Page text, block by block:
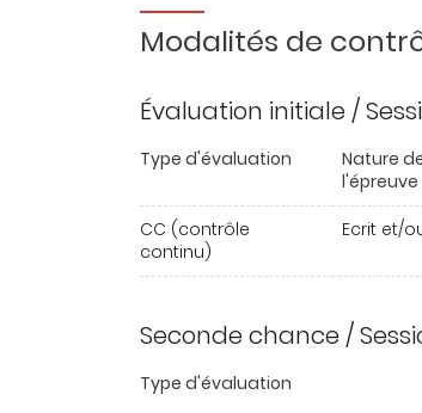
Modalités de
Évaluation initiale /
Type d'évaluation
Nature
l'épreuve
CC (contrôle
continu)
Ecrit et/
Seconde chance /
Type d'évaluation